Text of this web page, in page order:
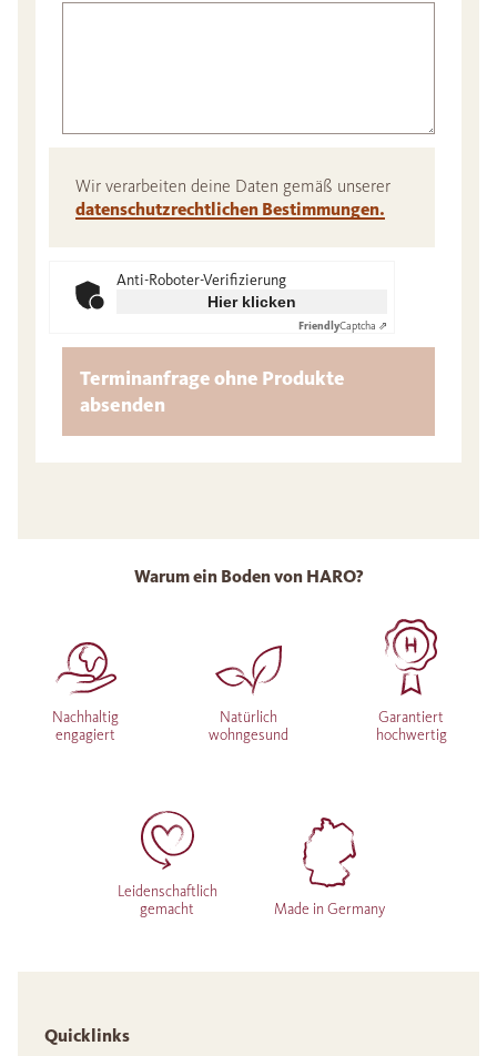
Wir verarbeiten deine Daten gemäß unserer
datenschutzrechtlichen Bestimmungen.
Anti-Roboter-Verifizierung
Hier klicken
FriendlyCaptcha ⇗
Terminanfrage ohne Produkte
absenden
Warum ein Boden von HARO?
Nachhaltig
engagiert
Natürlich
wohngesund
Garantiert
hochwertig
Leidenschaftlich
gemacht
Made in Germany
Quicklinks